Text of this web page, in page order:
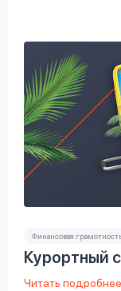
Финансовая
Курортный
Читать подробнее